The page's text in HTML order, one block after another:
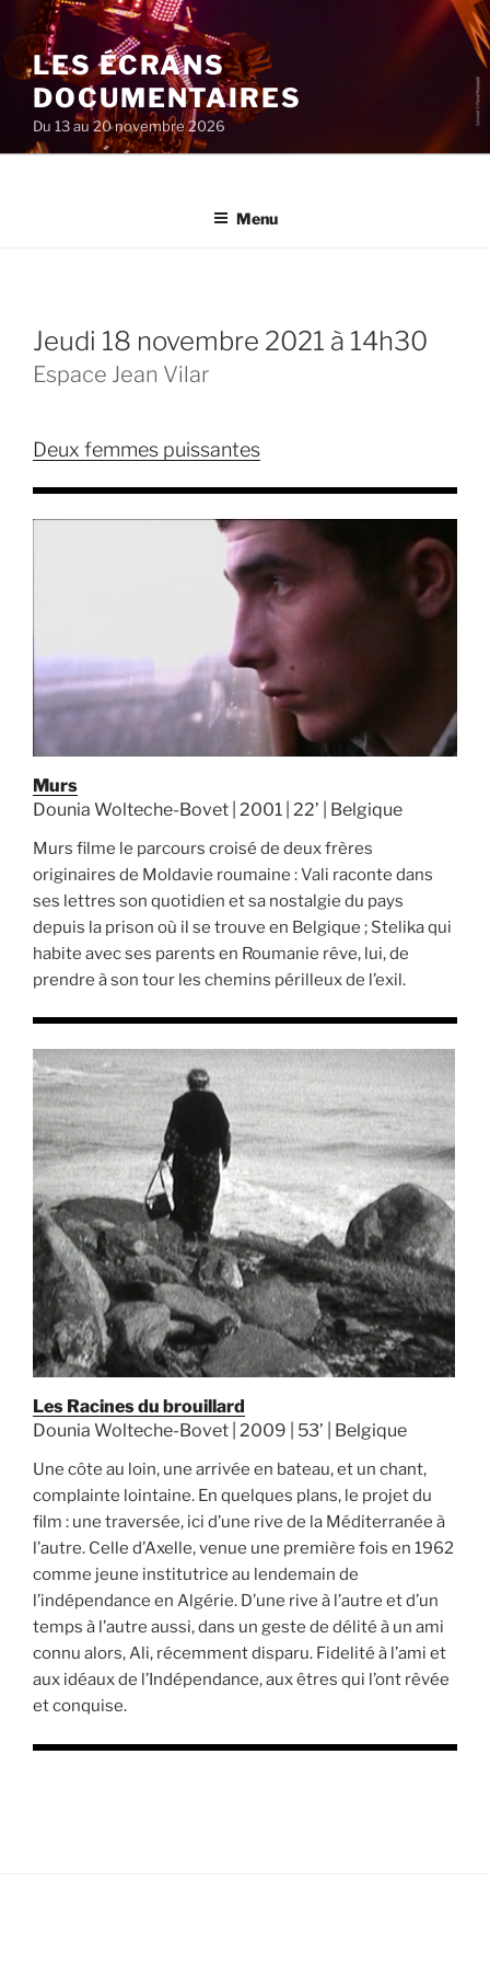
au
contenu
principal
LES ÉCRANS
DOCUMENTAIRES
Du 13 au 20 novembre 2026
Menu
jeudi 18 novembre 2021 à 14h30
Espace Jean Vilar
Deux femmes puissantes
Murs
Dounia Wolteche-Bovet | 2001 | 22’ | Belgique
Murs filme le parcours croisé de deux frères
originaires de Moldavie roumaine : Vali raconte dans
ses lettres son quotidien et sa nostalgie du pays
depuis la prison où il se trouve en Belgique ; Stelika qui
habite avec ses parents en Roumanie rêve, lui, de
prendre à son tour les chemins périlleux de l’exil.
Les Racines du brouillard
Dounia Wolteche-Bovet | 2009 | 53’ | Belgique
Une côte au loin, une arrivée en bateau, et un chant,
complainte lointaine. En quelques plans, le projet du
film : une traversée, ici d’une rive de la Méditerranée à
l’autre. Celle d’Axelle, venue une première fois en 1962
comme jeune institutrice au lendemain de
l’indépendance en Algérie. D’une rive à l’autre et d’un
temps à l’autre aussi, dans un geste de délité à un ami
connu alors, Ali, récemment disparu. Fidelité à l’ami et
aux idéaux de l’Indépendance, aux êtres qui l’ont rêvée
et conquise.